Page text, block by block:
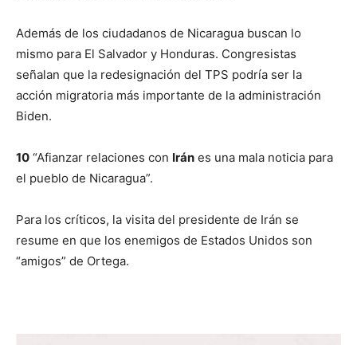
Además de los ciudadanos de Nicaragua buscan lo
mismo para El Salvador y Honduras. Congresistas
señalan que la redesignación del TPS podría ser la
acción migratoria más importante de la administración
Biden.
10 “Afianzar relaciones con Irán es una mala noticia para
el pueblo de Nicaragua”.
Para los críticos, la visita del presidente de Irán se
resume en que los enemigos de Estados Unidos son
“amigos” de Ortega.